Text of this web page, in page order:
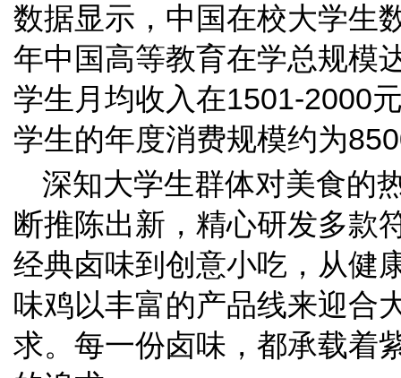
数据显示，中国在校大学生
年中国高等教育在学总规模
学生月均收入在1501-2000
学生的年度消费规模约为
深知大学生群体对美食的
断推陈出新，精心研发多款
经典卤味到创意小吃，从健
味鸡以丰富的产品线来迎合
求。每一份卤味，都承载着